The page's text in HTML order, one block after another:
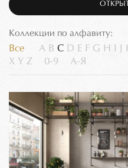
Коллекции по алфавиту:
Все A B C D E F G H
X Y Z 0-9 А-Я